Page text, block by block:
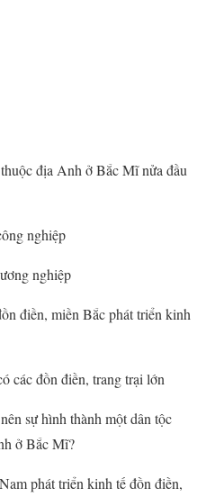
địa Anh ở Bắc Mĩ nửa đầu
nghiệp
nghiệp
điền, miền Bắc phát triển kinh
các đồn điền, trang trại lớn
sự hình thành một dân tộc
ở Bắc Mĩ?
phát triển kinh tế đồn điền,